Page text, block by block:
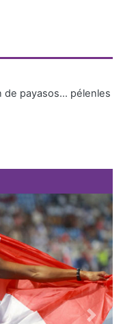
de payasos… pélenles
Next